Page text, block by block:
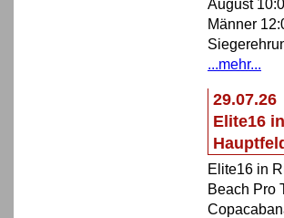
August
Männer
...mehr...
29.07.26
Elite16
Elite16 in
Beach Pro